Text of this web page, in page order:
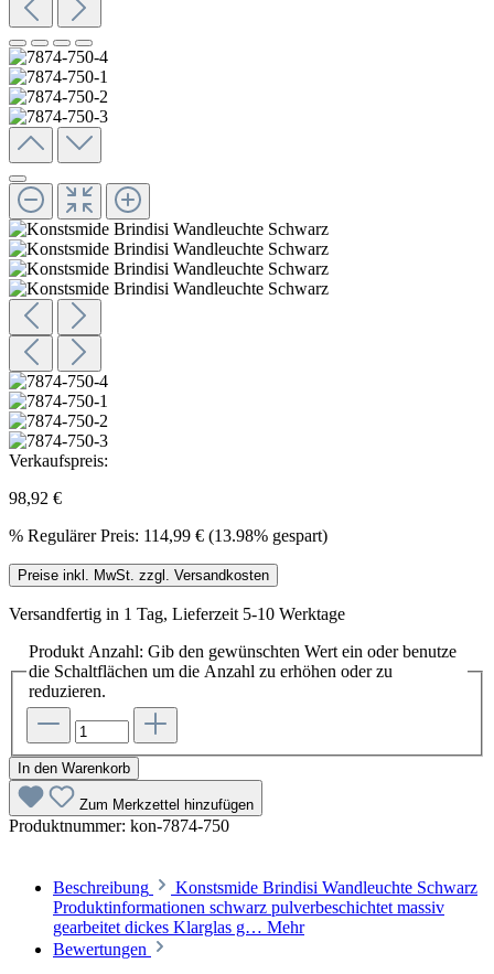
Verkaufspreis:
98,92 €
% Regulärer Preis: 114,99 € (13.98% gespart)
Preise inkl. MwSt. zzgl. Versandkosten
Versandfertig in 1 Tag, Lieferzeit 5-10 Werktage
Produkt Anzahl: Gib den gewünschten Wert ein oder benutze
die Schaltflächen um die Anzahl zu erhöhen oder zu
reduzieren.
In den Warenkorb
Zum Merkzettel hinzufügen
Produktnummer: kon-7874-750
Beschreibung
Konstsmide Brindisi Wandleuchte Schwarz
Produktinformationen schwarz pulverbeschichtet massiv
gearbeitet dickes Klarglas g… Mehr
Bewertungen